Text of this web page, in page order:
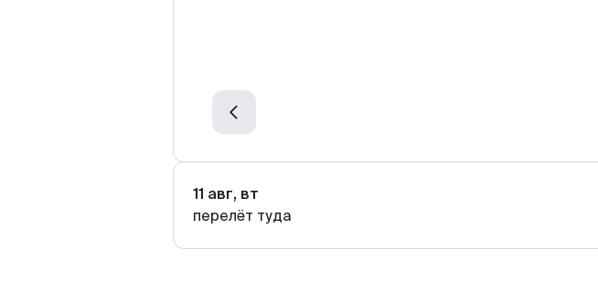
11 авг, вт
перелёт туда